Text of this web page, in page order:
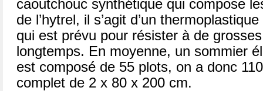
caoutchouc synthétique qui compose
de l’hytrel, il s’agit d’un
qui est prévu pour résister à de
longtemps. En moyenne, un sommier
est composé de 55 plots, on a donc
complet de 2 x 80 x 200 cm.